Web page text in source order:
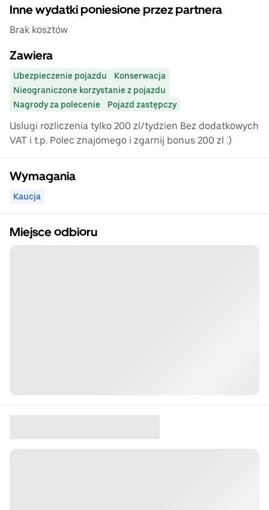
Inne wydatki poniesione przez partnera
Brak kosztów
Zawiera
Ubezpieczenie pojazdu
Konserwacja
Nieograniczone korzystanie z pojazdu
Nagrody za polecenie
Pojazd zastępczy
Uslugi rozliczenia tylko 200 zl/tydzien Bez dodatkowych
VAT i t.p. Polec znajomego i zgarnij bonus 200 zl :)
Wymagania
Kaucja
Miejsce odbioru